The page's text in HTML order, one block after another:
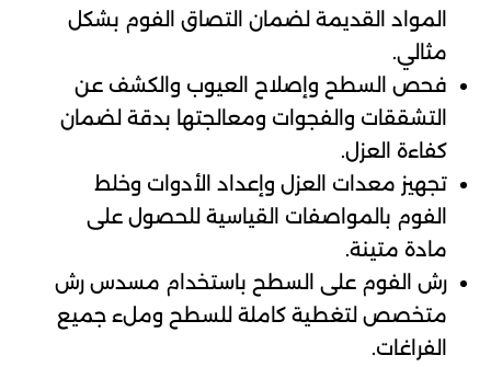
المواد القديمة لضمان التصاق الفوم بشكل
مثالي.
فحص السطح وإصلاح العيوب والكشف عن
التشققات والفجوات ومعالجتها بدقة لضمان
كفاءة العزل.
تجهيز معدات العزل وإعداد الأدوات وخلط
الفوم بالمواصفات القياسية للحصول على
مادة متينة.
رش الفوم على السطح باستخدام مسدس رش
متخصص لتغطية كاملة للسطح وملء جميع
الفراغات.